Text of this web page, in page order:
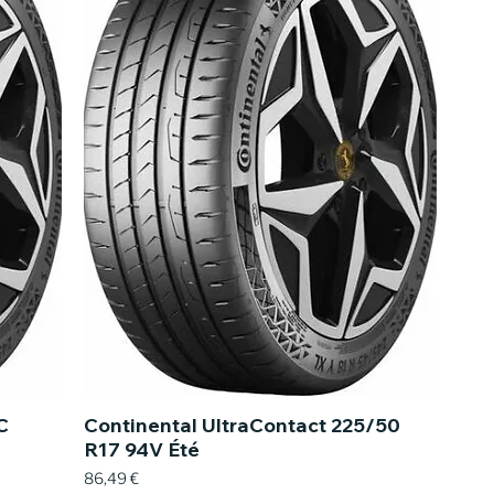
Continental UltraContact 225/50
R17 94V Été
Prix
86,49 €